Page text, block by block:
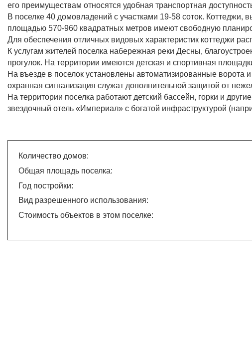
его преимуществам относятся удобная транспортная
В поселке 40 домовладений с участками 19-58 соток.
площадью 570-960 квадратных метров имеют свободную
Для обеспечения отличных видовых характеристик коттеджи
К услугам жителей поселка набережная реки Десны,
прогулок. На территории имеются детская и спортивная
На въезде в поселок установлены автоматизированные
охранная сигнализация служат дополнительной защитой от
На территории поселка работают детский бассейн, горки и
звездочный отель «Империал» с богатой инфраструктурой
Количество домов:
Общая площадь поселка:
Год постройки:
Вид разрешенного использования:
Стоимость объектов в этом поселке: